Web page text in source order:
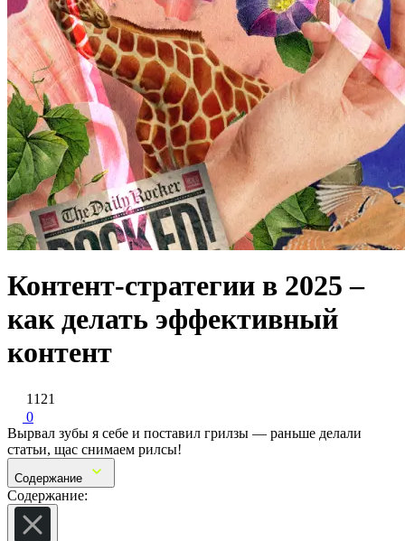
Контент-стратегии в 2025 –
как делать эффективный
контент
1121
0
Вырвал зубы я себе и поставил грилзы — раньше делали
статьи, щас снимаем рилсы!
Содержание
Содержание: